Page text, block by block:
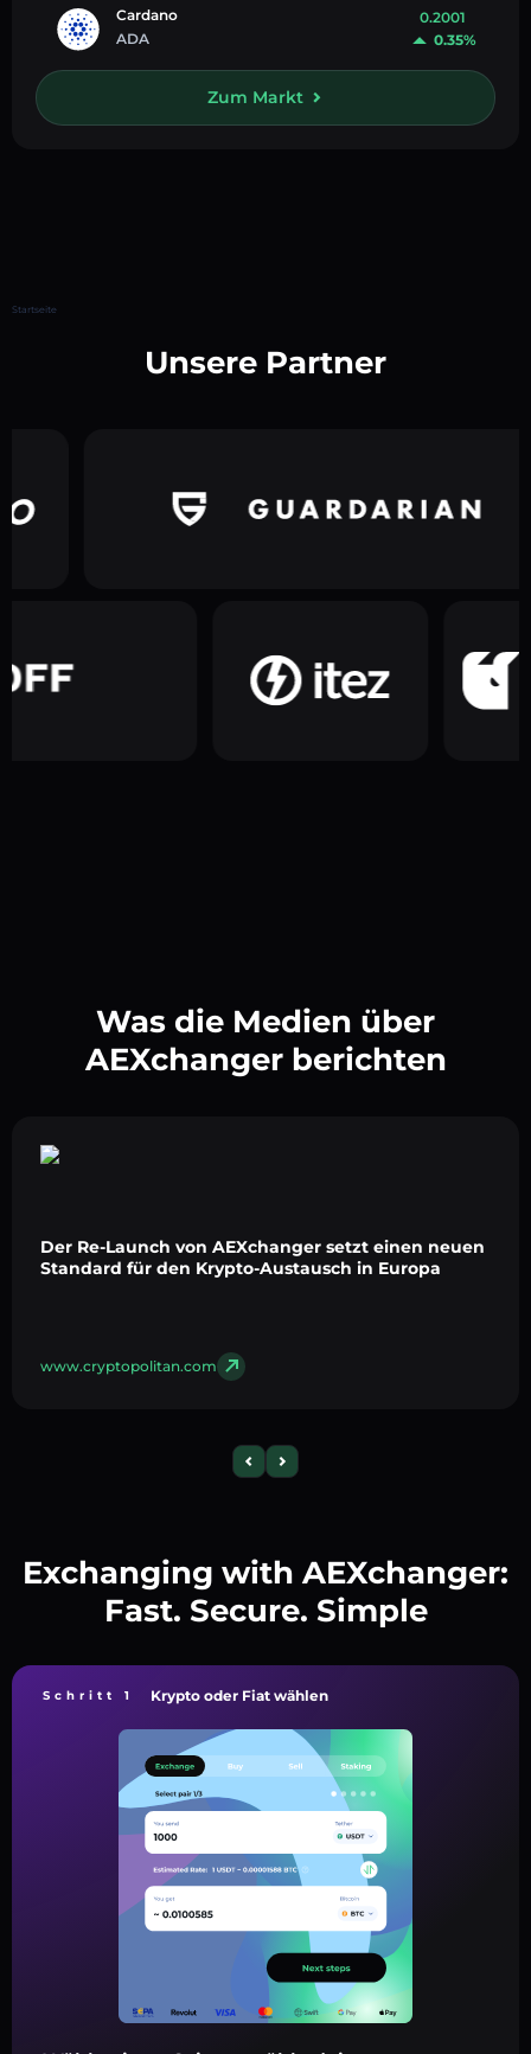
Cardano
ADA
0.2001
0.35%
Zum Markt
Startseite
Unsere Partner
Was die Medien über
AEXchanger berichten
Der Re-Launch von AEXchanger setzt einen neuen
Standard für den Krypto-Austausch in Europa
www.cryptopolitan.com
Exchanging with AEXchanger:
Fast. Secure. Simple
Schritt 1 Krypto oder Fiat wählen